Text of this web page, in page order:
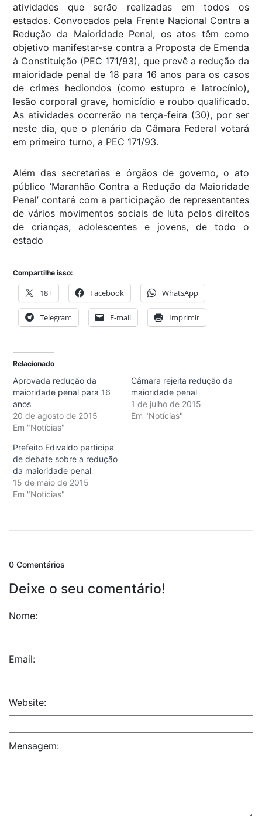
atividades que serão realizadas em todos os
estados. Convocados pela Frente Nacional Contra a
Redução da Maioridade Penal, os atos têm como
objetivo manifestar-se contra a Proposta de Emenda
à Constituição (PEC 171/93), que prevê a redução da
maioridade penal de 18 para 16 anos para os casos
de crimes hediondos (como estupro e latrocínio),
lesão corporal grave, homicídio e roubo qualificado.
As atividades ocorrerão na terça-feira (30), por ser
neste dia, que o plenário da Câmara Federal votará
em primeiro turno, a PEC 171/93.
Além das secretarias e órgãos de governo, o ato
público ‘Maranhão Contra a Redução da Maioridade
Penal’ contará com a participação de representantes
de vários movimentos sociais de luta pelos direitos
de crianças, adolescentes e jovens, de todo o
estado
Compartilhe isso:
18+ Facebook WhatsApp
Telegram E-mail Imprimir
Relacionado
Aprovada redução da
maioridade penal para 16
anos
20 de agosto de 2015
Em "Notícias"
Câmara rejeita redução da
maioridade penal
1 de julho de 2015
Em "Notícias"
Prefeito Edivaldo participa
de debate sobre a redução
da maioridade penal
15 de maio de 2015
Em "Notícias"
0 Comentários
Deixe o seu comentário!
Nome:
Email:
Website:
Mensagem: